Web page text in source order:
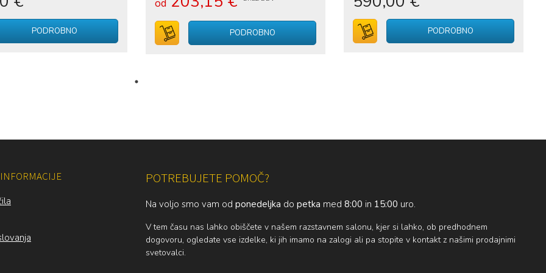
PODROBNO
od
PODROBNO PODROBNO
POTREBUJETE POMOČ?
Na voljo smo vam od ponedeljka do petka med 8:00 in 15:00 uro.
V tem času nas lahko obiščete v našem razstavnem salonu, kjer si lahko, ob predhodnem
dogovoru, ogledate vse izdelke, ki jih imamo na zalogi ali pa stopite v kontakt z našimi prodajnimi
svetovalci.